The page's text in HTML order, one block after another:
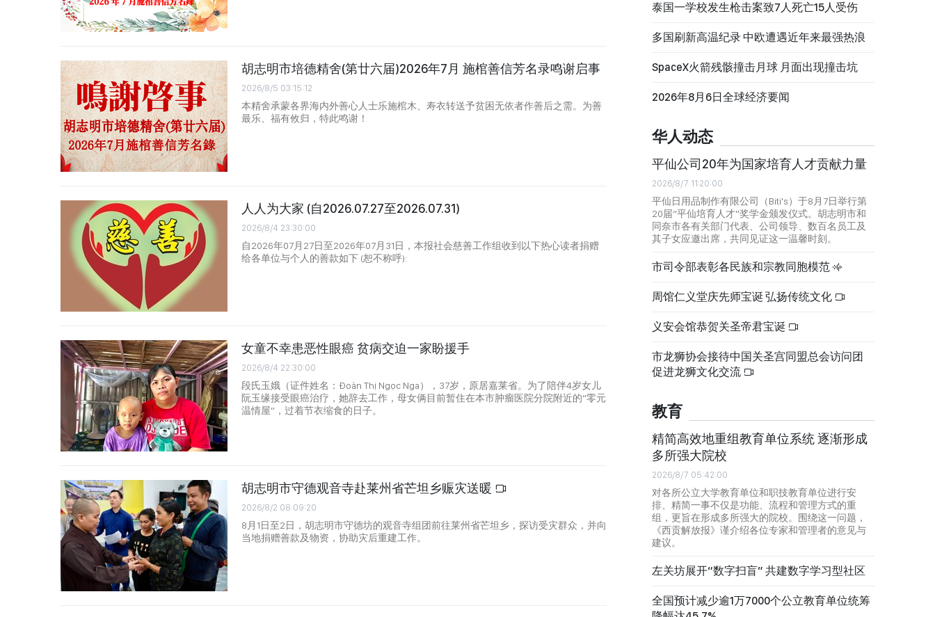
胡志明市培德精舍(第廿六届)2026年7月 施棺善信芳名录鸣谢启事
2026/8/5 03:15:12
本精舍承蒙各界海内外善心人士乐施棺木、寿衣转送予贫困无依者作善后之需。为善
最乐、福有攸归，特此鸣谢！
人人为大家 (自2026.07.27至2026.07.31)
2026/8/4 23:30:00
自2026年07月27日至2026年07月31日，本报社会慈善工作组收到以下热心读者捐赠
给各单位与个人的善款如下 (恕不称呼):
女童不幸患恶性眼癌 贫病交迫一家盼援手
2026/8/4 22:30:00
段氏玉娥（证件姓名：Đoàn Thị Ngọc Nga），37岁，原居嘉莱省。为了陪伴4岁女儿
阮玉缘接受眼癌治疗，她辞去工作，母女俩目前暂住在本市肿瘤医院分院附近的“零元
温情屋”，过着节衣缩食的日子。
胡志明市守德观音寺赴莱州省芒坦乡赈灾送暖
2026/8/2 08:09:20
8月1日至2日，胡志明市守德坊的观音寺组团前往莱州省芒坦乡，探访受灾群众，并向
当地捐赠善款及物资，协助灾后重建工作。
泰国一学校发生枪击案致7人死亡15人受伤
多国刷新高温纪录 中欧遭遇近年来最强热浪
SpaceX火箭残骸撞击月球 月面出现撞击坑
2026年8月6日全球经济要闻
华人动态
平仙公司20年为国家培育人才贡献力量
2026/8/7 11:20:00
平仙日用品制作有限公司（Biti's）于8月7日举行第
20届“平仙培育人才”奖学金颁发仪式。胡志明市和
同奈市各有关部门代表、公司领导、数百名员工及
其子女应邀出席，共同见证这一温馨时刻。
市司令部表彰各民族和宗教同胞模范
周馆仁义堂庆先师宝诞 弘扬传统文化
义安会馆恭贺关圣帝君宝诞
市龙狮协会接待中国关圣宫同盟总会访问团
促进龙狮文化交流
教育
精简高效地重组教育单位系统 逐渐形成
多所强大院校
2026/8/7 05:42:00
对各所公立大学教育单位和职技教育单位进行安
排、精简一事不仅是功能、流程和管理方式的重
组，更旨在形成多所强大的院校。围绕这一问题，
《西贡解放报》谨介绍各位专家和管理者的意见与
建议。
左关坊展开“数字扫盲” 共建数字学习型社区
全国预计减少逾1万7000个公立教育单位统筹